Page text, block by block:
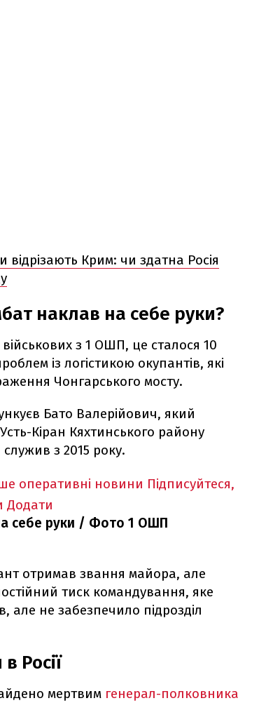
відрізають Крим: чи здатна Росія
наклав на себе руки?
з 1 ОШП, це сталося 10
із логістикою окупантів, які
Чонгарського мосту.
Бато Валерійович, який
Кіран Кяхтинського району
служив з 2015 року.
оперативні новини Підписуйтеся,
Додати
себе руки / Фото 1 ОШП
отримав звання майора, але
тиск командування, яке
але не забезпечило підрозділ
Росії
мертвим генерал-полковника